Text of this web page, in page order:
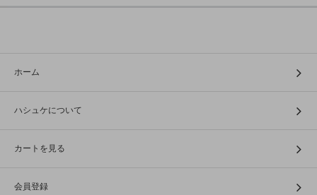
ホーム
ハシュケについて
カートを見る
会員登録